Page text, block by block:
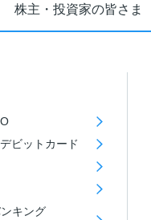
株主・投資家の皆さま
ビットカード
キング